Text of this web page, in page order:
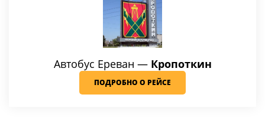
Автобус Ереван — Кропоткин
ПОДРОБНО О РЕЙСЕ